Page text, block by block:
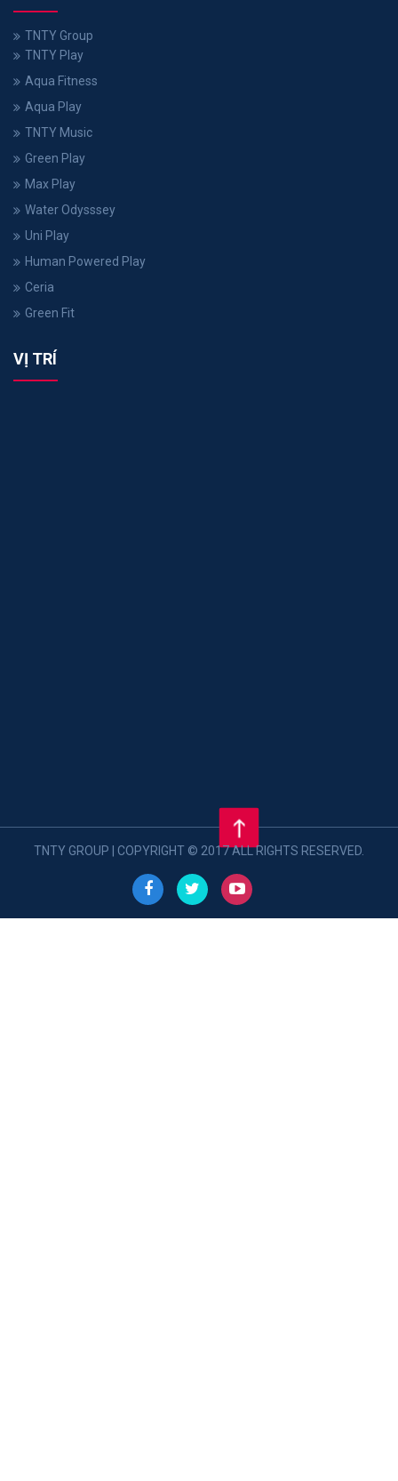
TNTY Group
TNTY Play
Aqua Fitness
Aqua Play
TNTY Music
Green Play
Max Play
Water Odysssey
Uni Play
Human Powered Play
Ceria
Green Fit
VỊ TRÍ
TNTY GROUP | COPYRIGHT © 2017 ALL RIGHTS RESERVED.